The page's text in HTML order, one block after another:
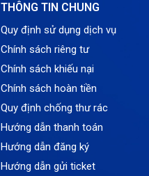
THÔNG TIN CHUNG
Quy định sử dụng dịch vụ
Chính sách riêng tư
Chính sách khiếu nại
Chính sách hoàn tiền
Quy định chống thư rác
Hướng dẫn thanh toán
Hướng dẫn đăng ký
Hướng dẫn gửi ticket